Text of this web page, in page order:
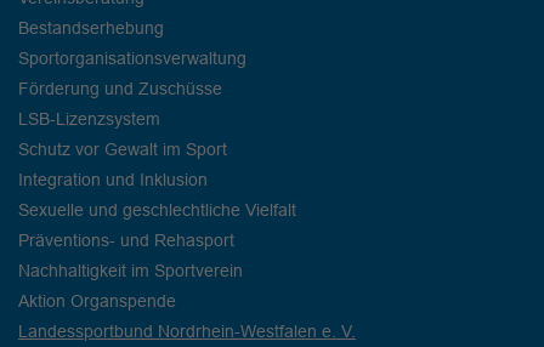
Bestandserhebung
Sportorganisationsverwaltung
Förderung und Zuschüsse
LSB-Lizenzsystem
Schutz vor Gewalt im Sport
Integration und Inklusion
Sexuelle und geschlechtliche Vielfalt
Präventions- und Rehasport
Nachhaltigkeit im Sportverein
Aktion Organspende
Landessportbund Nordrhein-Westfalen e. V.